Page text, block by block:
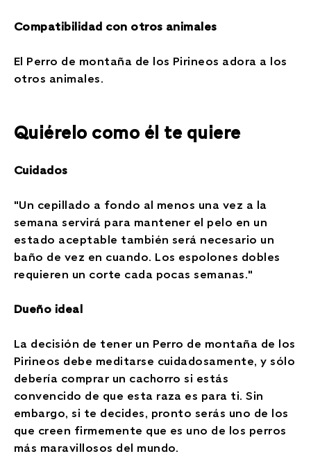
Compatibilidad con otros animales
El Perro de montaña de los Pirineos adora a los
otros animales.
Quiérelo como él te quiere
Cuidados
"Un cepillado a fondo al menos una vez a la
semana servirá para mantener el pelo en un
estado aceptable también será necesario un
baño de vez en cuando. Los espolones dobles
requieren un corte cada pocas semanas."
Dueño ideal
La decisión de tener un Perro de montaña de los
Pirineos debe meditarse cuidadosamente, y sólo
debería comprar un cachorro si estás
convencido de que esta raza es para ti. Sin
embargo, si te decides, pronto serás uno de los
que creen firmemente que es uno de los perros
más maravillosos del mundo.